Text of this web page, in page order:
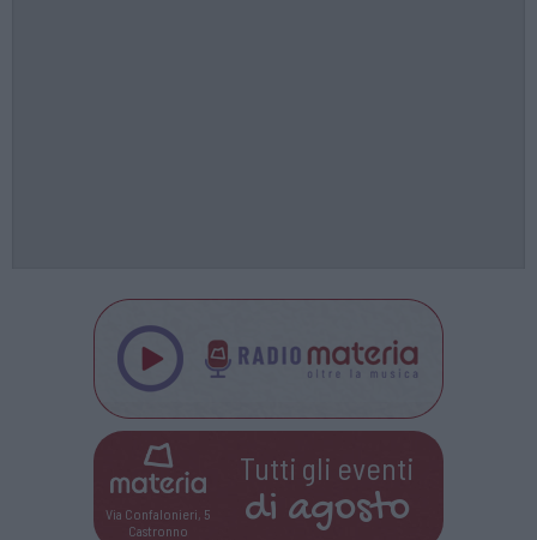
Via Confalonieri, 5
Castronno
Tutti gli eventi
di agosto